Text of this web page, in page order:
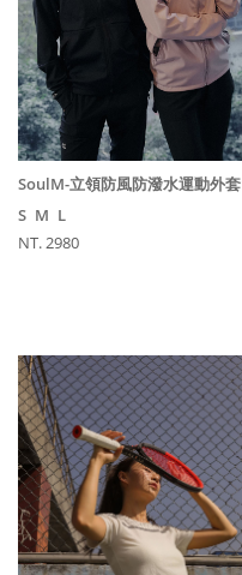
SoulM-立領防風防潑水運動外套
S M L
NT. 2980